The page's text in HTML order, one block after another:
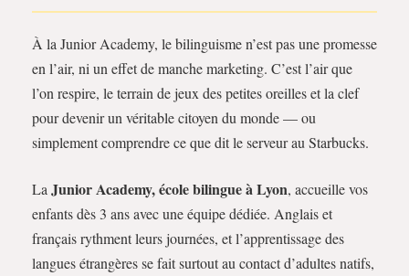
À la Junior Academy, le bilinguisme n’est pas une promesse
en l’air, ni un effet de manche marketing. C’est l’air que
l’on respire, le terrain de jeux des petites oreilles et la clef
pour devenir un véritable citoyen du monde — ou
simplement comprendre ce que dit le serveur au Starbucks.
La Junior Academy, école bilingue à Lyon, accueille vos
enfants dès 3 ans avec une équipe dédiée. Anglais et
français rythment leurs journées, et l’apprentissage des
langues étrangères se fait surtout au contact d’adultes natifs,